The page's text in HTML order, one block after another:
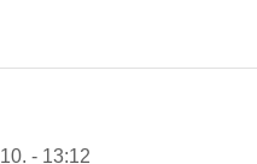
- 13:12